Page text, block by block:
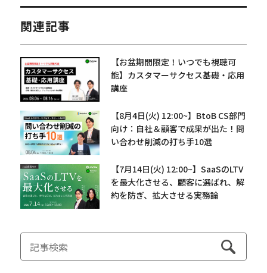
関連記事
【お盆期間限定！いつでも視聴可
能】カスタマーサクセス基礎・応用
講座
【8月4日(火) 12:00~】BtoB CS部門
向け：自社＆顧客で成果が出た！問
い合わせ削減の打ち手10選
【7月14日(火) 12:00~】SaaSのLTV
を最大化させる、顧客に選ばれ、解
約を防ぎ、拡大させる実務論